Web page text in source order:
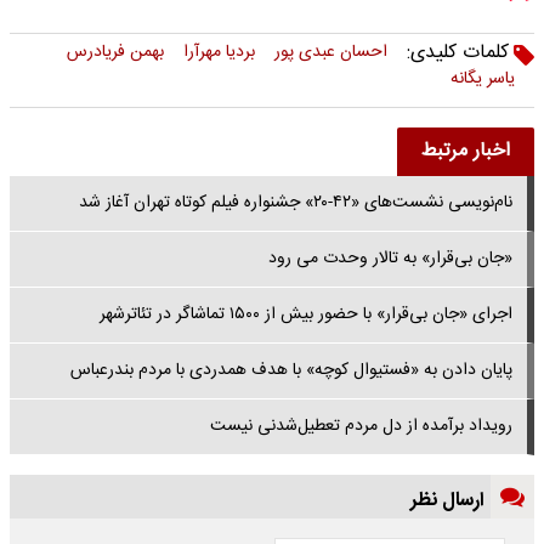
کلمات کلیدی:
احسان عبدی پور بردیا مهرآرا
بهمن فریادرس
یاسر یگانه
اخبار مرتبط
نام‌نویسی نشست‌های «۴۲-۲۰» جشنواره فیلم کوتاه تهران آغاز شد
«جان ‌بی‌قرار» به تالار وحدت می رود
اجرای «جان بی‌قرار» با حضور بیش از ۱۵۰۰ تماشاگر در تئاترشهر
پایان دادن به «فستیوال کوچه» با هدف همدردی با مردم بندرعباس
رویداد برآمده از دل مردم تعطیل‌شدنی نیست
ارسال نظر